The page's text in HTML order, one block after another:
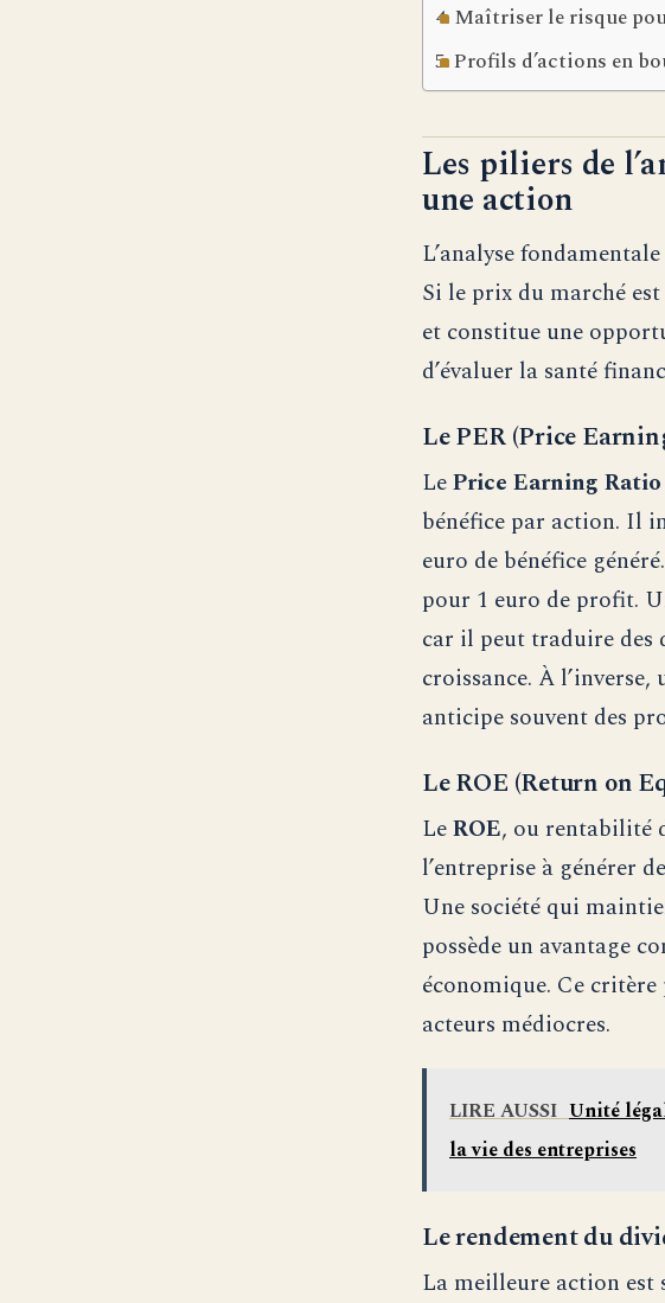
Maîtriser le risque
Profils d’actions en
Les piliers de
une action
L’analyse
Si le prix du marché
et constitue une
d’évaluer la santé
Le PER (Price
LePrice Earning Ratio
bénéfice par action. Il
euro de bénéfice
pour 1 euro de profit.
car il peut traduire des
croissance. À
anticipe souvent des
Le ROE (Return on
LeROE, ou rentabilité
l’entreprise à générer
Une société qui
possède un avantage
économique. Ce
acteurs médiocres.
LIRE AUSSI Unité
la vie des entreprises
Le rendement du
La meilleure action est